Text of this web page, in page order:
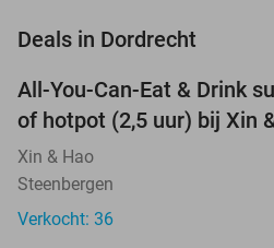
Deals in Dordrecht
TODAY
All-You-Can-Eat & Drink
of hotpot (2,5 uur) bij Xin
Xin & Hao
Steenbergen
Verkocht: 36